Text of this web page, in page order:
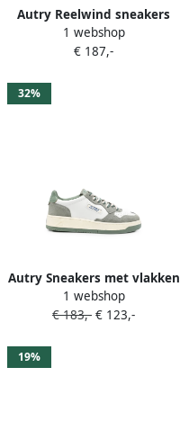
Autry Reelwind sneakers
Groen
1 webshop
€ 187,-
32%
Autry Sneakers met vlakken
Groen
1 webshop
€ 183,- € 123,-
19%